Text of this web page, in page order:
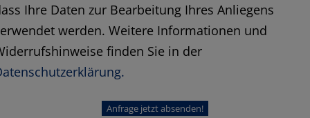
Ihre Daten zur Bearbeitung Ihres Anliegens
werden. Weitere Informationen und
finden Sie in der